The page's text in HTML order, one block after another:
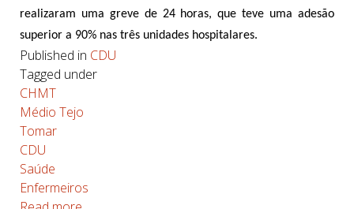
realizaram uma greve de 24 horas, que teve uma adesão
superior a 90% nas três unidades hospitalares.
Published in CDU
Tagged under
CHMT
Médio Tejo
Tomar
CDU
Saúde
Enfermeiros